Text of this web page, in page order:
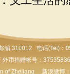
编:310012 电话(Tel)
币捐赠帐号：
of Zhejiang 新浪微博